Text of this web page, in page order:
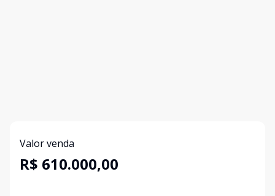
Valor venda
R$ 610.000,00